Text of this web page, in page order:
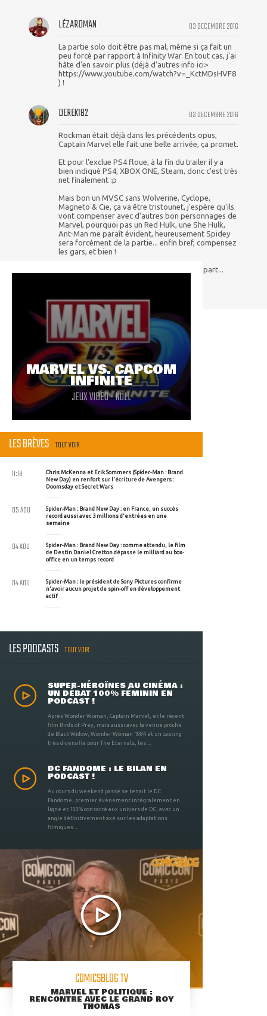
03 DECEMBRE 2016
LÉZARDMAN
La partie solo doit être pas mal, même si ça fait un
peu forcé par rapport à Infinity War. En tout cas, j'ai
hâte d'en savoir plus (déjà d'autres info ici>
https://www.youtube.com/watch?v=_KctMDsHVF8
) !
03 DECEMBRE 2016
DEREK182
Rockman était déjà dans les précédents opus,
Captain Marvel elle fait une belle arrivée, ça promet.
Et pour l'exclue PS4 floue, à la fin du trailer il y a
bien indiqué PS4, XBOX ONE, Steam, donc c'est très
net finalement :p
Mais bon un MVSC sans Wolverine, Cyclope,
Magneto & Cie, ça va être tristounet, j'espère qu'ils
vont compenser avec d'autres bon personnages de
Marvel, pourquoi pas un Red Hulk, une She Hulk,
Ant-Man me paraît évident, heureusement Spidey
sera forcément de la partie... enfin bref, compensez
les gars, et bien !
Et tant qu'à faire, un jeu complet dès le départ...
MARVEL VS. CAPCOM
INFINITE
JEUX VIDEO - NULL
LES BRÈVES TOUT VOIR
Chris McKenna et Erik Sommers (Spider-Man : Brand
New Day) en renfort sur l'écriture de Avengers :
Doomsday et Secret Wars
11:19
Spider-Man : Brand New Day : en France, un succès
record aussi avec 3 millions d'entrées en une
semaine
05 AOU
Spider-Man : Brand New Day : comme attendu, le film
de Destin Daniel Cretton dépasse le milliard au box-
office en un temps record
04 AOU
Spider-Man : le président de Sony Pictures confirme
n'avoir aucun projet de spin-off en développement
actif
04 AOU
LES PODCASTS TOUT VOIR
SUPER-HÉROÏNES AU CINÉMA :
UN DÉBAT 100% FÉMININ EN
PODCAST !
Après Wonder Woman, Captain Marvel, et le récent
film Birds of Prey, mais aussi avec la venue proche
de Black Widow, Wonder Woman 1984 et un casting
très diversifié pour The Eternals, les ...
DC FANDOME : LE BILAN EN
PODCAST !
Au cours du weekend passé se tenait le DC
Fandome, premier évènement intégralement en
ligne et 100% consacré aux univers de DC, avec un
angle définitivement axé sur les adaptations
filmiques ...
COMICSBLOG TV
MARVEL ET POLITIQUE :
RENCONTRE AVEC LE GRAND ROY
THOMAS